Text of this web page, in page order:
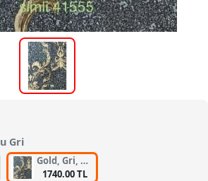
Gri
Gold, Gri, Koyu Gri
1740.00 TL